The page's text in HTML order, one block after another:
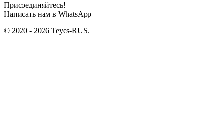
Присоединяйтесь!
Написать нам в WhatsApp
© 2020 - 2026 Teyes-RUS.